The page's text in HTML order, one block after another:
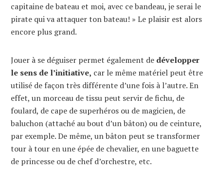
capitaine de bateau et moi, avec ce bandeau, je serai le
pirate qui va attaquer ton bateau! » Le plaisir est alors
encore plus grand.
Jouer à se déguiser permet également de développer
le sens de l’initiative, car le même matériel peut être
utilisé de façon très différente d’une fois à l’autre. En
effet, un morceau de tissu peut servir de fichu, de
foulard, de cape de superhéros ou de magicien, de
baluchon (attaché au bout d’un bâton) ou de ceinture,
par exemple. De même, un bâton peut se transformer
tour à tour en une épée de chevalier, en une baguette
de princesse ou de chef d’orchestre, etc.